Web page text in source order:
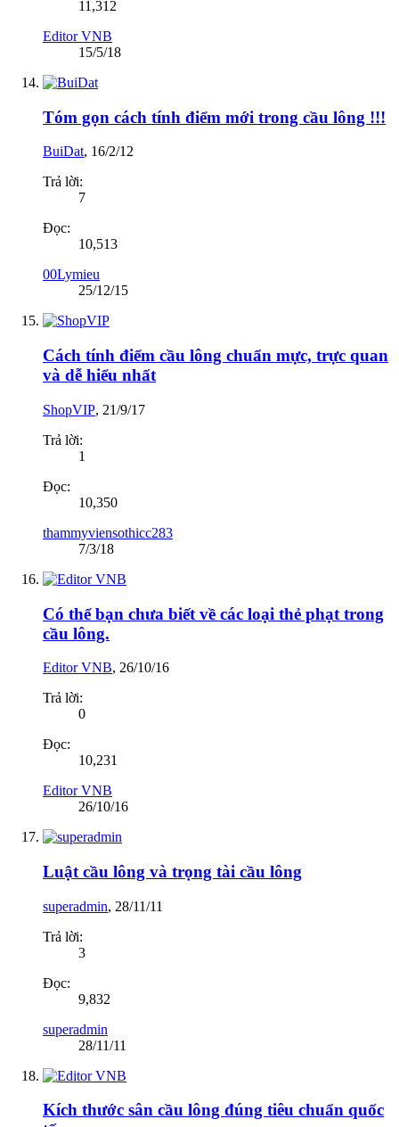
11,312
Editor VNB
15/5/18
Tóm gọn cách tính điểm mới trong cầu lông !!!
BuiDat, 16/2/12
Trả lời:
7
Đọc:
10,513
00Lymieu
25/12/15
Cách tính điểm cầu lông chuẩn mực, trực quan
và dễ hiểu nhất
ShopVIP, 21/9/17
Trả lời:
1
Đọc:
10,350
thammyviensothicc283
7/3/18
Có thể bạn chưa biết về các loại thẻ phạt trong
cầu lông.
Editor VNB, 26/10/16
Trả lời:
0
Đọc:
10,231
Editor VNB
26/10/16
Luật cầu lông và trọng tài cầu lông
superadmin, 28/11/11
Trả lời:
3
Đọc:
9,832
superadmin
28/11/11
Kích thước sân cầu lông đúng tiêu chuẩn quốc